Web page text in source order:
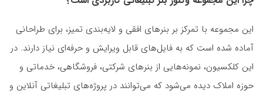
این مجموعه با تمرکز بر بنرهای افقی و لایه‌بندی تمیز، برای طراحانی
آماده شده است که به فایل‌های قابل ویرایش و حرفه‌ای نیاز دارند. در
این کلکسیون، نمونه‌هایی از بنرهای شرکتی، فروشگاهی، خدماتی و
حوزه املاک دیده می‌شود که می‌توانند در پروژه‌های تبلیغاتی آنلاین و